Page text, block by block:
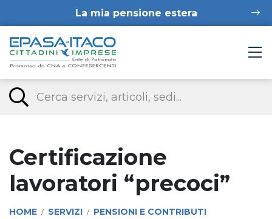
La mia pensione estera
Certificazione
lavoratori “precoci”
HOME / SERVIZI / PENSIONI E CONTRIBUTI